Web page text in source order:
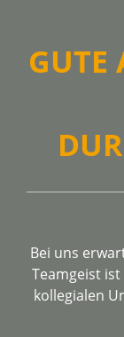
GUTE
Bei uns
Teamgeist
kollegialen